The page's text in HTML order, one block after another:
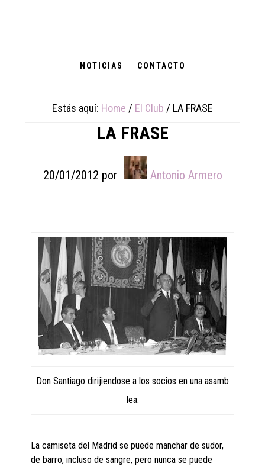
NOTICIAS CONTACTO
Estás aquí: Home / El Club / LA FRASE
LA FRASE
20/01/2012 por Antonio Armero
Don Santiago dirijiendose a los socios en una asamb
lea.
La camiseta del Madrid se puede manchar de sudor,
de barro, incluso de sangre, pero nunca se puede